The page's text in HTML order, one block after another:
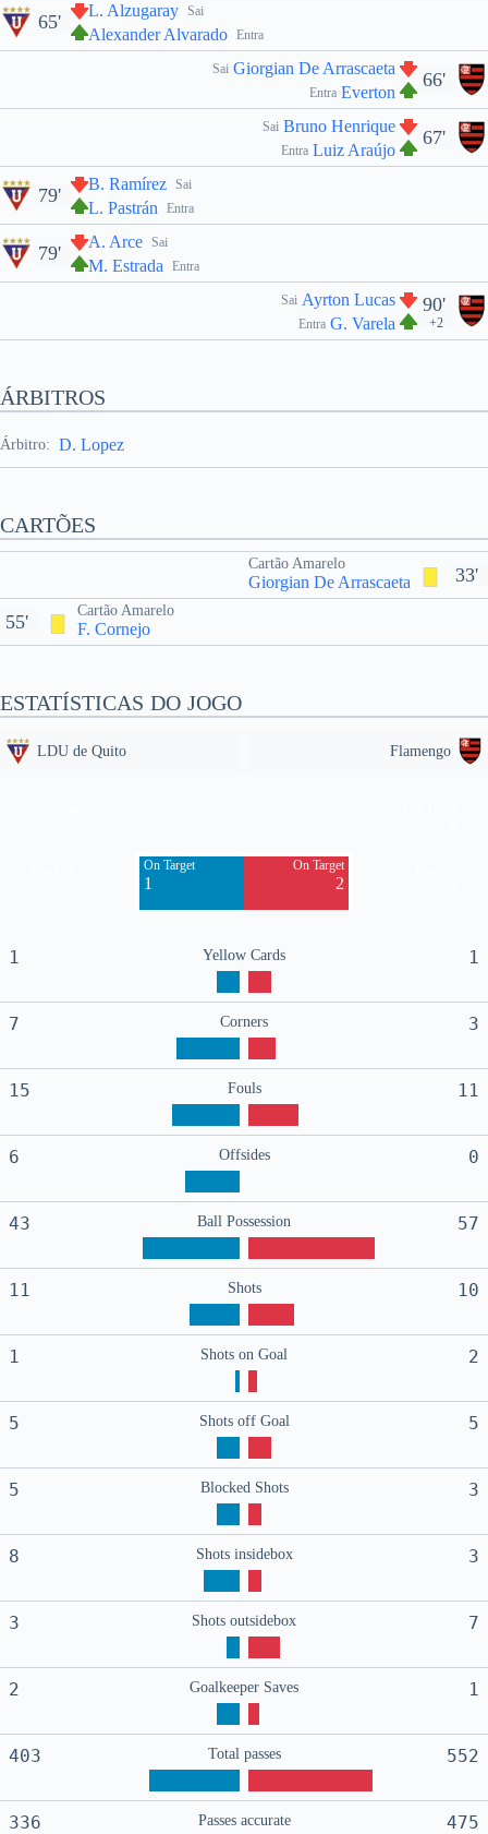
Sai
L. Alzugaray
Entra
Alexander Alvarado
65'
66'
Sai Giorgian De Arrascaeta
Entra Everton
67'
Sai Bruno Henrique
Entra Luiz Araújo
Sai
B. Ramírez
Entra
L. Pastrán
79'
Sai
A. Arce
Entra
M. Estrada
79'
90'
+2
Sai Ayrton Lucas
Entra G. Varela
ÁRBITROS
Árbitro: D. Lopez
CARTÕES
33'
Cartão Amarelo
Giorgian De Arrascaeta
Cartão Amarelo
F. Cornejo
55'
ESTATÍSTICAS DO JOGO
LDU de Quito Flamengo
On Target
1
On Target
2
1 Yellow Cards 1
7 Corners 3
15 Fouls 11
6 Offsides 0
43 Ball Possession 57
11 Shots 10
1 Shots on Goal 2
5 Shots off Goal 5
5 Blocked Shots 3
8 Shots insidebox 3
3 Shots outsidebox 7
2 Goalkeeper Saves 1
403 Total passes 552
336 Passes accurate 475